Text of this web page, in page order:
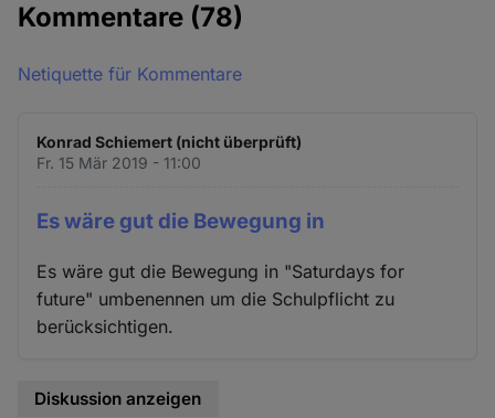
Kommentare (78)
Netiquette für Kommentare
Konrad Schiemert (nicht überprüft)
Fr. 15 Mär 2019 - 11:00
Es wäre gut die Bewegung in
Es wäre gut die Bewegung in "Saturdays for
future" umbenennen um die Schulpflicht zu
berücksichtigen.
Diskussion anzeigen